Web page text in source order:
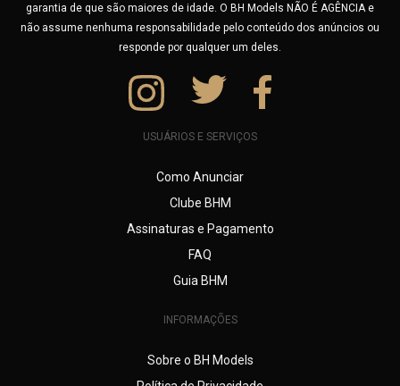
garantia de que são maiores de idade. O BH Models NÃO É AGÊNCIA e
não assume nenhuma responsabilidade pelo conteúdo dos anúncios ou
responde por qualquer um deles.
USUÁRIOS E SERVIÇOS
Como Anunciar
Clube BHM
Assinaturas e Pagamento
FAQ
Guia BHM
INFORMAÇÕES
Sobre o BH Models